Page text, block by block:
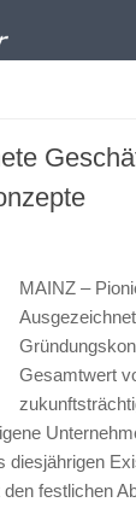
MAINZ –
Gesamtwert
diesjährigen
den festlichen